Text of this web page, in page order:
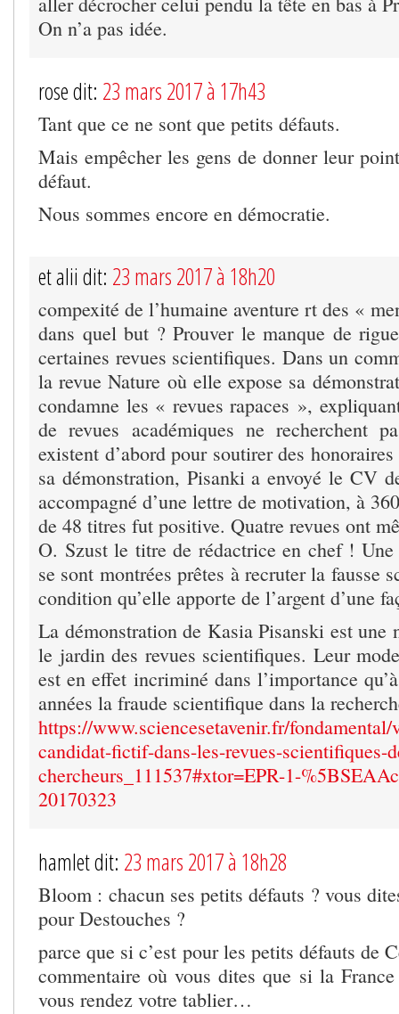
On n’a pas idée.
rose dit: 23 mars 2017 à 17h43
Tant que ce ne sont que petits défauts.
Mais empêcher les gens de donner leur
défaut.
Nous sommes encore en démocratie.
et alii dit: 23 mars 2017 à 18h20
compexité de l’humaine aventure rt des «
dans quel but ? Prouver le manque de
certaines revues scientifiques. Dans un
la revue Nature où elle expose sa
condamne les « revues rapaces »,
de revues académiques ne recherchent
existent d’abord pour soutirer des
sa démonstration, Pisanki a envoyé le CV
accompagné d’une lettre de motivation, à
de 48 titres fut positive. Quatre revues ont
O. Szust le titre de rédactrice en chef ! Une
se sont montrées prêtes à recruter la
condition qu’elle apporte de l’argent d’une
La démonstration de Kasia Pisanski est une
le jardin des revues scientifiques. Leur
est en effet incriminé dans l’importance
années la fraude scientifique dans la
https://www.sciencesetavenir.fr/
candidat-fictif-dans-les-revues-scientifiques-
chercheurs_111537#xtor=EPR-1-
20170323
hamlet dit: 23 mars 2017 à 18h28
Bloom : chacun ses petits défauts ? vous
pour Destouches ?
parce que si c’est pour les petits défauts de
commentaire où vous dites que si la
vous rendez votre tablier…